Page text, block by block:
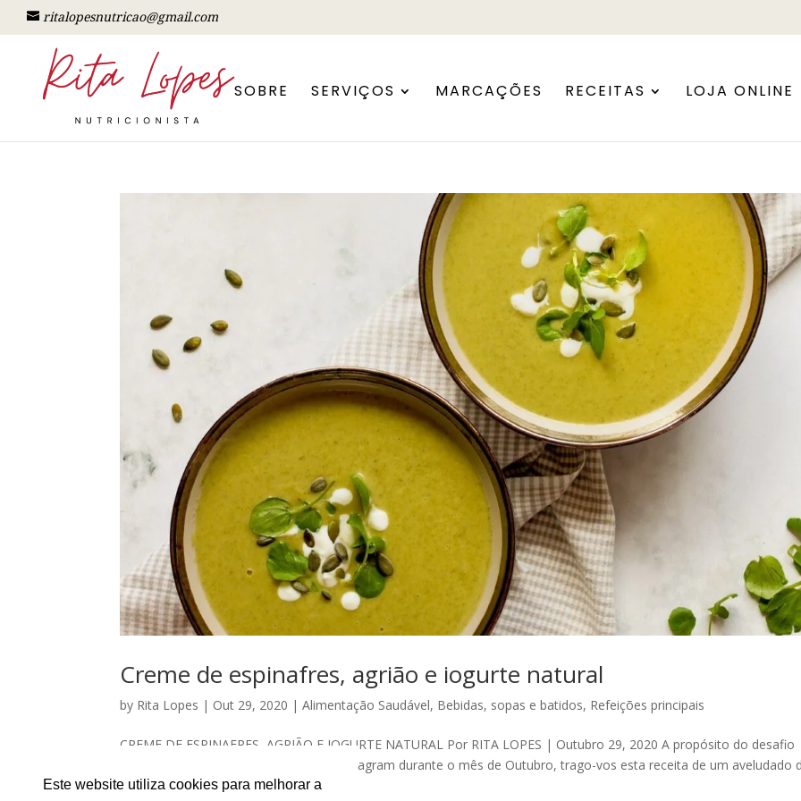
Este website utiliza cookies para melhorar a
ritalopesnutricao@gmail.com
SOBRE SERVIÇOS MARCAÇÕES RECEITAS LOJA ONLINE
Creme de espinafres, agrião e iogurte natural
by Rita Lopes | Out 29, 2020 |Alimentação Saudável, Bebidas, sopas e batidos, Refeições principais
CREME DE ESPINAFRES, AGRIÃO E IOGURTE NATURAL Por RITA LOPES | Outubro 29, 2020 A propósito do desafio
“Sopa Todos os Dias”, a decorrer no Instagram durante o mês de Outubro, trago-vos esta receita de um aveludado
espinafres, agriões e iogurte. Este...